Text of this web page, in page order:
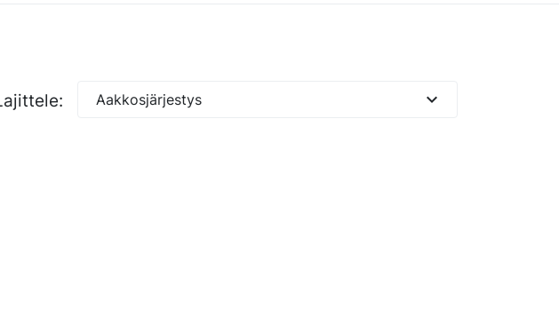
Aakkosjärjestys expand_more